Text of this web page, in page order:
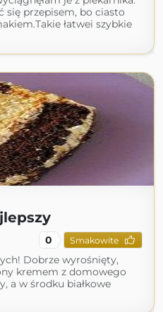
się przepisem, bo ciasto
łatwei szybkie
0 Smakowite
Dobrze wyrośnięty,
kremem z domowego
a w środku białkowe